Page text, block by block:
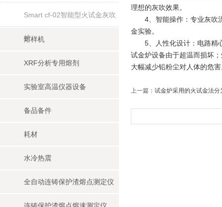
Smart cf-02智能型火试金灰吹
炉
熔样机
XRF分析专用熔剂
实验室高温仪器设备
备品备件
耗材
水冷热震
全自动连铸保护渣熔点测定仪
理想的灰吹效果。
4、智能操作：专业灰吹流
金实验。
5、人性化设计：电路精心
试金炉设备由于超温而损坏
大幅减少铅粉尘对人体的危
上一篇： 试金炉采用的火试金法分